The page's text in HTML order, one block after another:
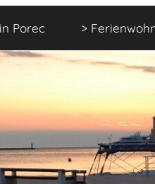
Porec >